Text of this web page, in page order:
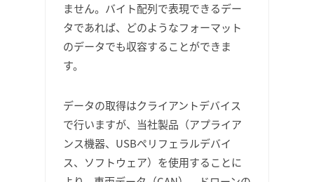
ません。バイト配列で表現できるデー
タであれば、どのようなフォーマット
のデータでも収容することができま
す。
データの取得はクライアントデバイス
で行いますが、当社製品（アプライア
ンス機器、USBペリフェラルデバイ
ス、ソフトウェア）を使用することに